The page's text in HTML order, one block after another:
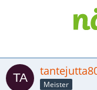
Meister